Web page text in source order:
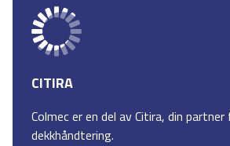
CITIRA
Colmec er en del av Citira, din
dekkhåndtering.